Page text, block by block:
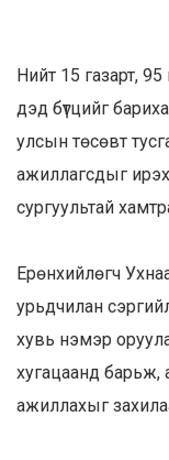
Нийт 15 газарт,
дэд бүтцийг
улсын төсөвт
ажиллагсдыг
сургуультай
Ерөнхийлөгч
урьдчилан
хувь нэмэр
хугацаанд барьж,
ажиллахыг